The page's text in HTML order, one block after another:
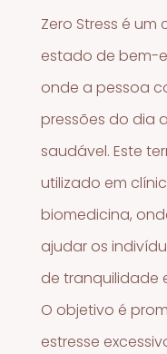
Zero Stress é
estado de bem-
onde a pessoa
pressões do dia
saudável. Este
utilizado em
biomedicina,
ajudar os
de tranquilidade
O objetivo é
estresse